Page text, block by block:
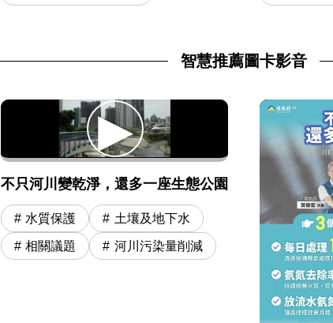
智慧推薦圖卡影音
不只河川變乾淨，還多一座生態公園
水質保護 土壤及地下水
相關議題 河川污染量削減